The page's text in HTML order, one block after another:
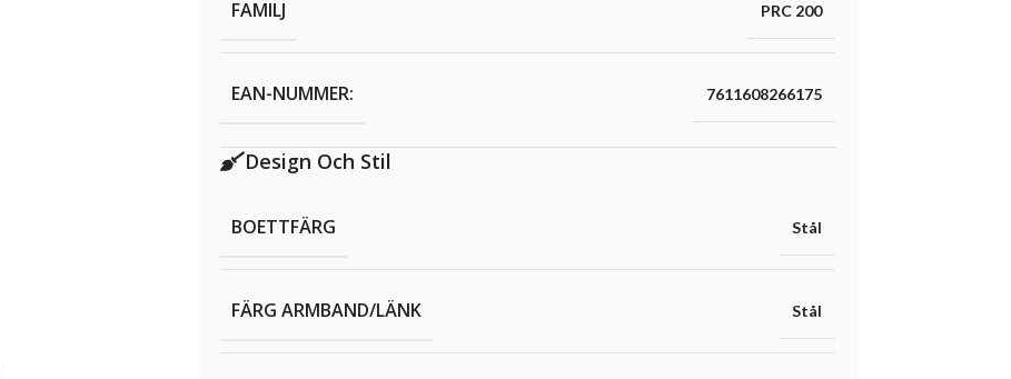
FAMILJ PRC 200
EAN-NUMMER: 7611608266175
Design Och Stil
BOETTFÄRG Stål
FÄRG ARMBAND/LÄNK Stål